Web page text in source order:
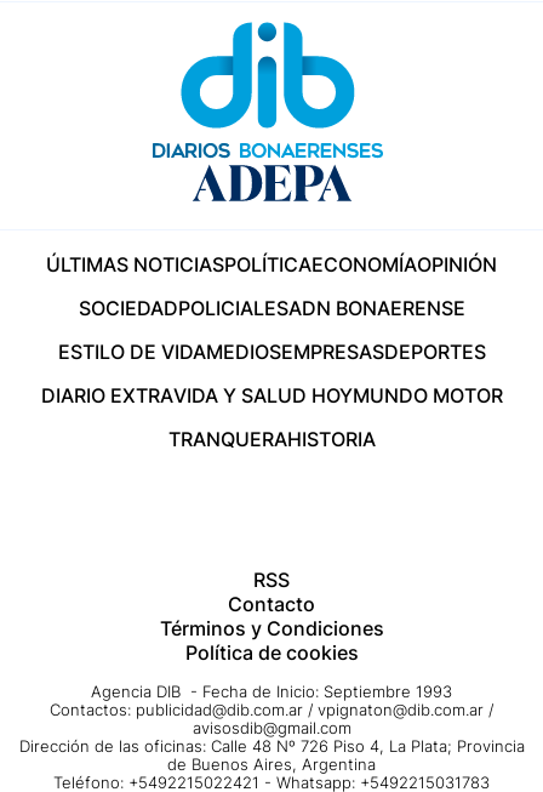
ÚLTIMAS NOTICIASPOLÍTICAECONOMÍAOPINIÓN
SOCIEDADPOLICIALESADN BONAERENSE
ESTILO DE VIDAMEDIOSEMPRESASDEPORTES
DIARIO EXTRAVIDA Y SALUD HOYMUNDO MOTOR
TRANQUERAHISTORIA
RSS
Contacto
Términos y Condiciones
Política de cookies
Agencia DIB - Fecha de Inicio: Septiembre 1993
Contactos: publicidad@dib.com.ar / vpignaton@dib.com.ar /
avisosdib@gmail.com
Dirección de las oficinas: Calle 48 Nº 726 Piso 4, La Plata; Provincia
de Buenos Aires, Argentina
Teléfono: +5492215022421 - Whatsapp: +5492215031783